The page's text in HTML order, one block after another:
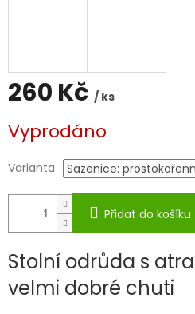
260 Kč / ks
cena:
Vyprodáno
Varianta
Přidat do košíku
Stolní odrůda s
velmi dobré chuti